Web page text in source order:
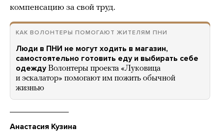
компенсацию за свой труд.
КАК ВОЛОНТЕРЫ ПОМОГАЮТ ЖИТЕЛЯМ ПНИ
Люди в ПНИ не могут ходить в магазин,
самостоятельно готовить еду и выбирать себе
одежду Волонтеры проекта «Луковица
и эскалатор» помогают им пожить обычной
жизнью
Анастасия Кузина